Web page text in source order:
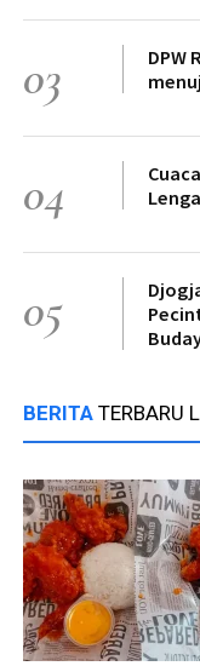
03
DPW
04
05
BERITA TERBARU